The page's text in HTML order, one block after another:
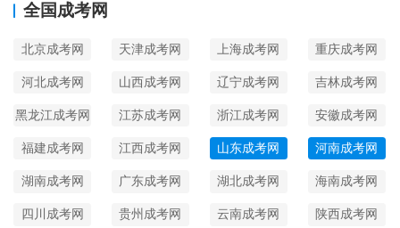
全国成考网
北京成考网 天津成考网 上海成考网 重庆成考网
河北成考网 山西成考网 辽宁成考网 吉林成考网
黑龙江成考网 江苏成考网 浙江成考网 安徽成考网
福建成考网 江西成考网 山东成考网 河南成考网
湖南成考网 广东成考网 湖北成考网 海南成考网
四川成考网 贵州成考网 云南成考网 陕西成考网